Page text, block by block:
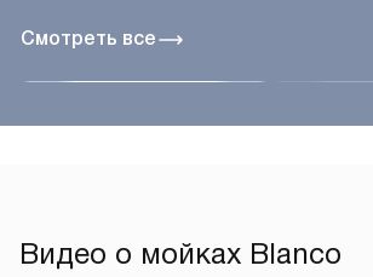
Смотреть все
Видео о мойках Blanco